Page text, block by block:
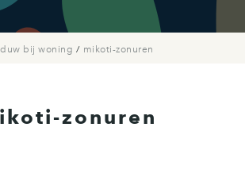
bij woning / mikoti-zonuren
zonuren